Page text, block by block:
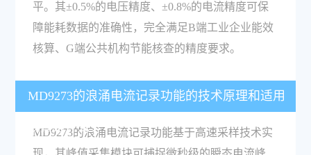
平。其±0.5%的电压精度、±0.8%的电流精度可保
障能耗数据的准确性，完全满足B端工业企业能效
核算、G端公共机构节能核查的精度要求。
MD9273的浪涌电流记录功能的技术原理和适用
场景是什么？
MD9273的浪涌电流记录功能基于高速采样技术实